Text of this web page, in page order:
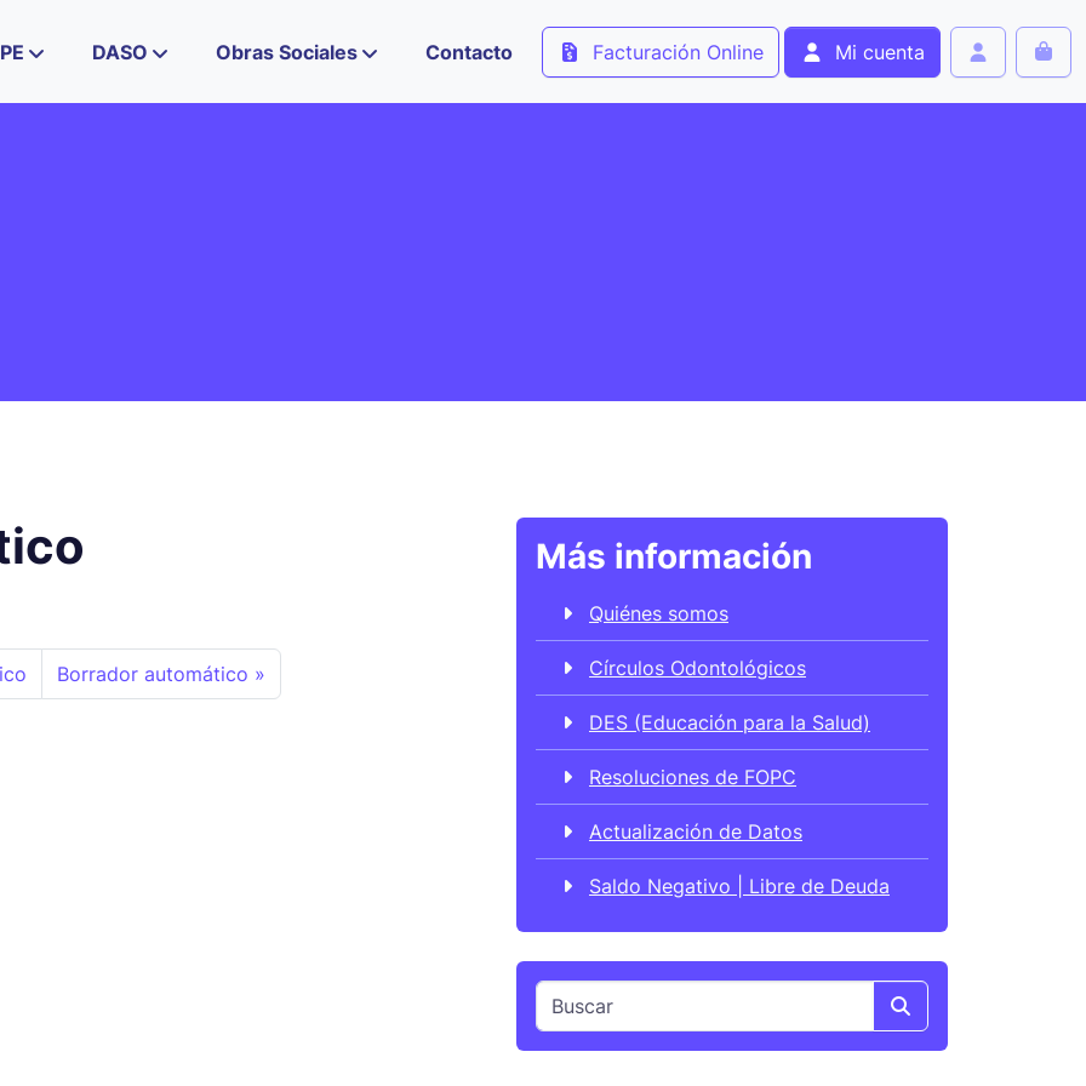
DASO Obras Sociales Contacto Facturación Online
Mi cuenta
Account
Cart
Borrador automático
Más información
Quiénes somos
Círculos Odontológicos
DES (Educación para la Salud)
Resoluciones de FOPC
Actualización de Datos
Saldo Negativo | Libre de Deuda